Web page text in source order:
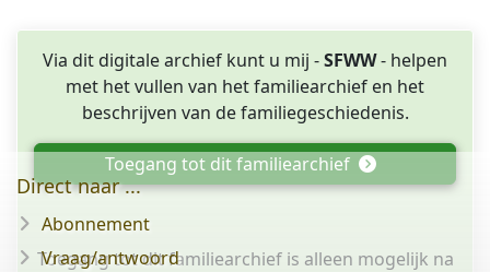
Via dit digitale archief kunt u mij -SFWW- helpen
met het vullen van het familiearchief en het
beschrijven van de familiegeschiedenis.
Toegang tot dit familiearchief
Toegang tot dit familiearchief is alleen mogelijk na
Direct naar ...
Abonnement
Vraag/antwoord